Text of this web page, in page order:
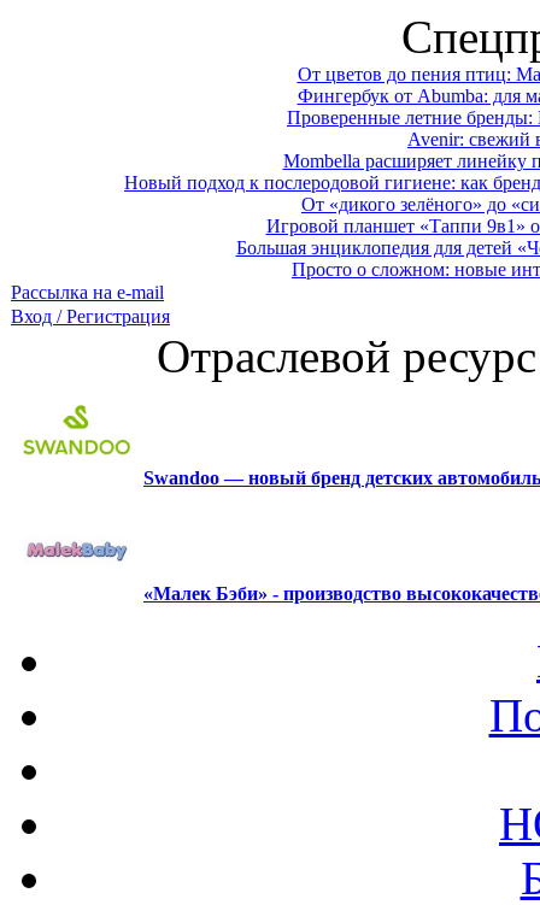
От цветов до пения птиц:
Фингербук от Abumba: для
Проверенные летние
Avenir: свежий
Mombella расширяет линейку
Новый подход к послеродовой гигиене: как
От «дикого зелёного» до
Игровой планшет «Таппи 9в1»
Большая энциклопедия для детей
Просто о сложном: новые
Рассылка на e-mail
Вход / Регистрация
Отраслевой
Swandoo — новый бренд детских
«Малек Бэби» - производство